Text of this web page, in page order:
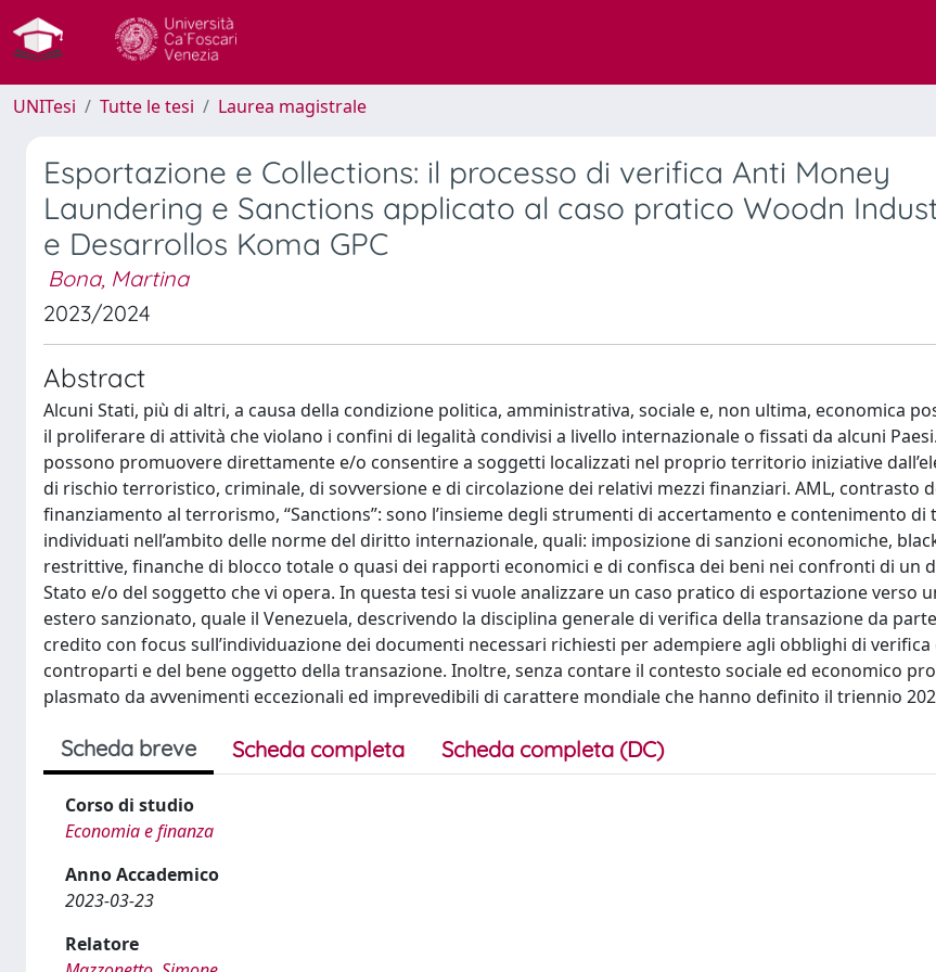
UNITesi Tutte le tesi Laurea magistrale
Esportazione e Collections: il processo di verifica Anti Money
Laundering e Sanctions applicato al caso pratico Woodn
e Desarrollos Koma GPC
Bona, Martina
2023/2024
Abstract
Alcuni Stati, più di altri, a causa della condizione politica, amministrativa, sociale e, non ultima, economica
il proliferare di attività che violano i confini di legalità condivisi a livello internazionale o fissati da alcuni
possono promuovere direttamente e/o consentire a soggetti localizzati nel proprio territorio iniziative
di rischio terroristico, criminale, di sovversione e di circolazione dei relativi mezzi finanziari. AML, contrasto
finanziamento al terrorismo, “Sanctions”: sono l’insieme degli strumenti di accertamento e contenimento di
individuati nell’ambito delle norme del diritto internazionale, quali: imposizione di sanzioni economiche,
restrittive, finanche di blocco totale o quasi dei rapporti economici e di confisca dei beni nei confronti di un
Stato e/o del soggetto che vi opera. In questa tesi si vuole analizzare un caso pratico di esportazione verso
estero sanzionato, quale il Venezuela, descrivendo la disciplina generale di verifica della transazione da
credito con focus sull’individuazione dei documenti necessari richiesti per adempiere agli obblighi di verifica
controparti e del bene oggetto della transazione. Inoltre, senza contare il contesto sociale ed economico
plasmato da avvenimenti eccezionali ed imprevedibili di carattere mondiale che hanno definito il triennio
Scheda breve Scheda completa Scheda completa (DC)
Corso di studio
Economia e finanza
Anno Accademico
2023-03-23
Relatore